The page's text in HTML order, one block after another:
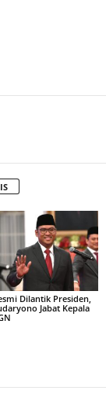
Dilantik Presiden,
Jabat Kepala